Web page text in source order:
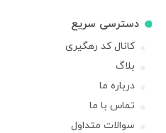
دسترسی سریع
کانال کد رهگیری
بلاگ
درباره ما
تماس با ما
سوالات متداول